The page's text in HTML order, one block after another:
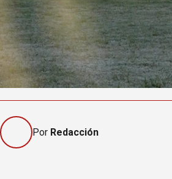
Por Redacción